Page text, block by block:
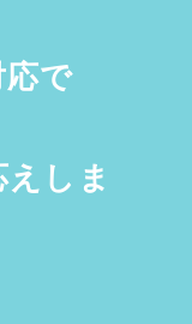
で
しま